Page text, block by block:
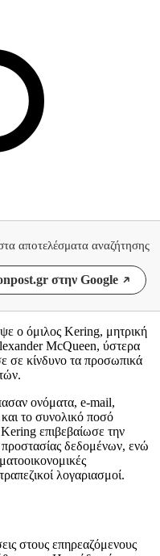
αποτελέσματα αναζήτησης
στην Google
ο όμιλος Kering, μητρική
McQueen, ύστερα
σε κίνδυνο τα προσωπικά
ονόματα, e-mail,
το συνολικό ποσό
επιβεβαίωσε την
δεδομένων, ενώ
λογαριασμοί.
στους επηρεαζόμενους